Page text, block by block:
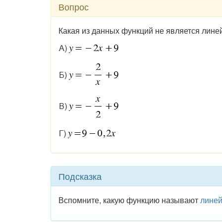
Вопрос
Какая из данных функций не является
Подсказка
Вспомните, какую функцию называют